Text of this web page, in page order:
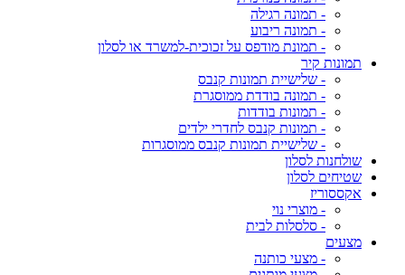
- תמונה רגילה
- תמונה ריבוע
- תמונת מודפס על זכוכית-למשרד או לסלון
תמונות קיר
- שלישיית תמונות קנבס
- תמונה בודדת ממוסגרת
- תמונות בודדות
- תמונות קנבס לחדרי ילדים
- שלישיית תמונות קנבס ממוסגרות
שולחנות לסלון
שטיחים לסלון
אקססוריז
- מוצרי נוי
- סלסלות לבית
מצעים
- מצעי כותנה